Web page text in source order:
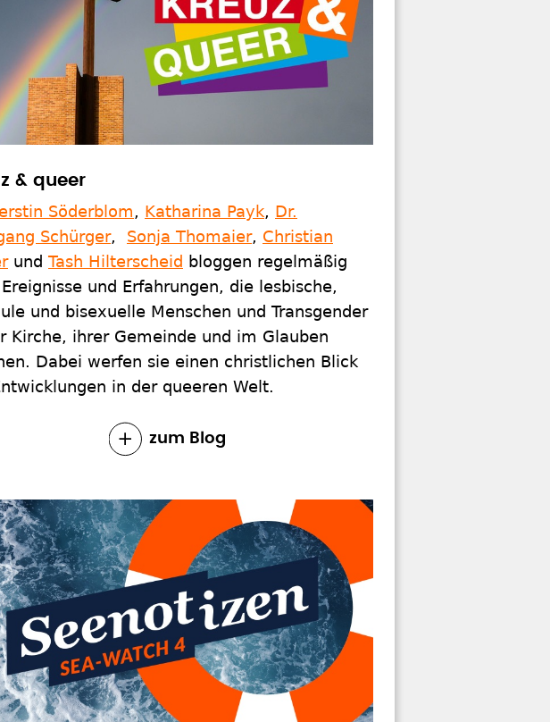
& queer
Söderblom, Katharina Payk, Dr.
Schürger, Sonja Thomaier, Christian
und Tash Hilterscheid bloggen regelmäßig
und Erfahrungen, die lesbische,
und bisexuelle Menschen und Transgender
Kirche, ihrer Gemeinde und im Glauben
Dabei werfen sie einen christlichen Blick
in der queeren Welt.
zum Blog